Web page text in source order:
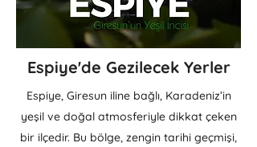
Espiye'de Gezilecek Yerler
Espiye, Giresun iline bağlı, Karadeniz’in
yeşil ve doğal atmosferiyle dikkat çeken
bir ilçedir. Bu bölge, zengin tarihi geçmişi,